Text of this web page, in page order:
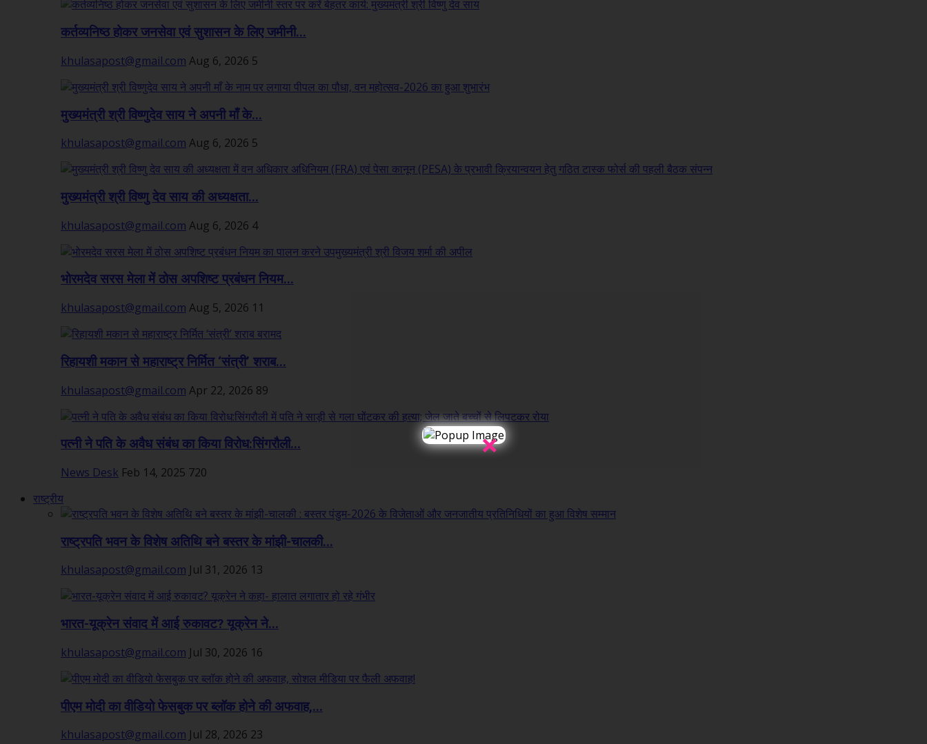
कर्तव्यनिष्ठ होकर जनसेवा एवं सुशासन के लिए जमीनी...
khulasapost@gmail.com Aug 6, 2026 5
मुख्यमंत्री श्री विष्णुदेव साय ने अपनी माँ के...
khulasapost@gmail.com Aug 6, 2026 5
मुख्यमंत्री श्री विष्णु देव साय की अध्यक्षता...
khulasapost@gmail.com Aug 6, 2026 4
भोरमदेव सरस मेला में ठोस अपशिष्ट प्रबंधन नियम...
khulasapost@gmail.com Aug 5, 2026 11
रिहायशी मकान से महाराष्ट्र निर्मित ‘संत्री’ शराब...
khulasapost@gmail.com Apr 22, 2026 89
पत्नी ने पति के अवैध संबंध का किया विरोध:सिंगरौली...
News Desk Feb 14, 2025 720
राष्ट्रीय
राष्ट्रपति भवन के विशेष अतिथि बने बस्तर के मांझी-चालकी...
khulasapost@gmail.com Jul 31, 2026 13
भारत-यूक्रेन संवाद में आई रुकावट? यूक्रेन ने...
khulasapost@gmail.com Jul 30, 2026 16
पीएम मोदी का वीडियो फेसबुक पर ब्लॉक होने की अफवाह,...
khulasapost@gmail.com Jul 28, 2026 23
×